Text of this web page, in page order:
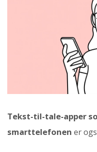
Tekst-til-tale-apper
smarttelefonen er